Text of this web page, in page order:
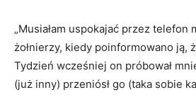
„Musiałam uspokajać przez telefon
żołnierzy, kiedy poinformowano ją,
Tydzień wcześniej on próbował
(już inny) przeniósł go (taka sobie